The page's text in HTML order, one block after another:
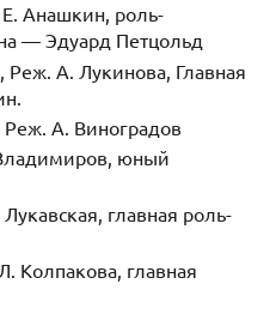
Анашкин, роль-
— Эдуард Петцольд
Реж. А. Лукинова, Главная
А. Виноградов
юный
главная роль-
Колпакова, главная